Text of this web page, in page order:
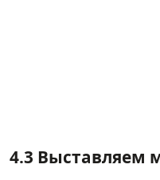
4.3 Выставляем